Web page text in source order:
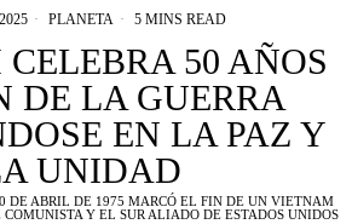
PLANETA 5 MINS READ
50 AÑOS
DE LA GUERRA
EN LA PAZ Y
UNIDAD
DE ABRIL DE 1975 MARCÓ EL FIN DE UN VIETNAM
Y EL SUR ALIADO DE ESTADOS UNIDOS